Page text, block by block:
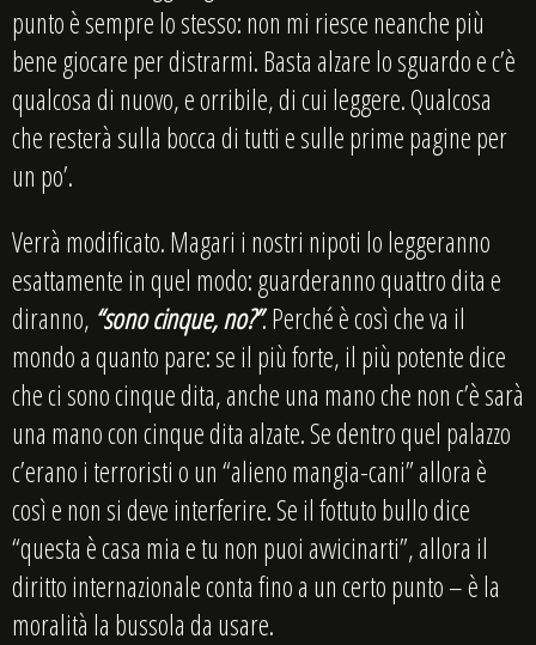
punto è sempre lo stesso: non mi riesce neanche più
bene giocare per distrarmi. Basta alzare lo sguardo e c’è
qualcosa di nuovo, e orribile, di cui leggere. Qualcosa
che resterà sulla bocca di tutti e sulle prime pagine per
un po’.
Verrà modificato. Magari i nostri nipoti lo leggeranno
esattamente in quel modo: guarderanno quattro dita e
diranno, “sono cinque, no?”. Perché è così che va il
mondo a quanto pare: se il più forte, il più potente dice
che ci sono cinque dita, anche una mano che non c’è sarà
una mano con cinque dita alzate. Se dentro quel palazzo
c’erano i terroristi o un “alieno mangia-cani” allora è
così e non si deve interferire. Se il fottuto bullo dice
“questa è casa mia e tu non puoi avvicinarti”, allora il
diritto internazionale conta fino a un certo punto – è la
moralità la bussola da usare.